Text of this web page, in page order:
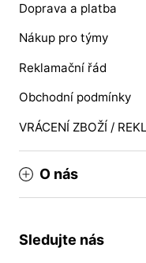
Doprava a platba
Nákup pro týmy
Reklamační řád
Obchodní podmínky
VRÁCENÍ ZBOŽÍ /
O nás
Sledujte nás